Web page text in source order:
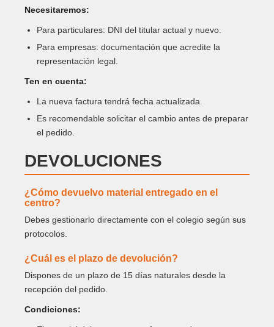
Necesitaremos:
Para particulares: DNI del titular actual y nuevo.
Para empresas: documentación que acredite la
representación legal.
Ten en cuenta:
La nueva factura tendrá fecha actualizada.
Es recomendable solicitar el cambio antes de preparar
el pedido.
DEVOLUCIONES
¿Cómo devuelvo material entregado en el
centro?
Debes gestionarlo directamente con el colegio según sus
protocolos.
¿Cuál es el plazo de devolución?
Dispones de un plazo de 15 días naturales desde la
recepción del pedido.
Condiciones: